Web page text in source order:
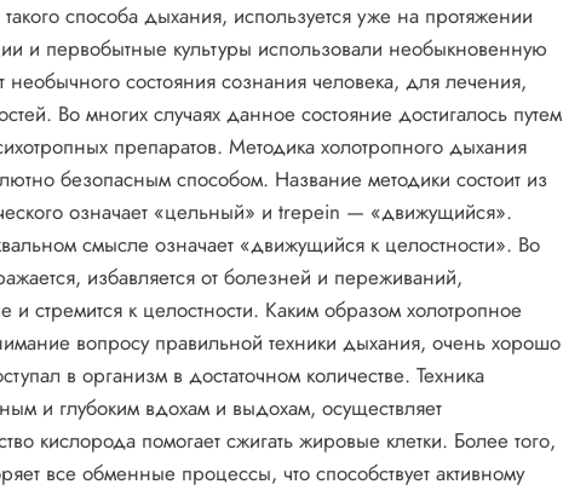
способа дыхания, используется уже на протяжении
и первобытные культуры использовали необыкновенную
состояния сознания человека, для лечения,
Во многих случаях данное состояние достигалось путем
препаратов. Методика холотропного дыхания
безопасным способом. Название методики состоит из
означает «цельный» и trepein — «движущийся».
смысле означает «движущийся к целостности». Во
избавляется от болезней и переживаний,
и стремится к целостности. Каким образом холотропное
вопросу правильной техники дыхания, очень хорошо
в организм в достаточном количестве. Техника
и глубоким вдохам и выдохам, осуществляет
кислорода помогает сжигать жировые клетки. Более того,
все обменные процессы, что способствует активному